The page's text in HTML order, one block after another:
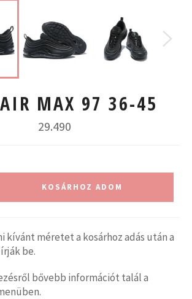
MAX 97 36-45
Normál
ár
29.490
KOSÁRHOZ ADOM
kívánt méretet a kosárhoz adás után a
be.
bővebb információt talál a